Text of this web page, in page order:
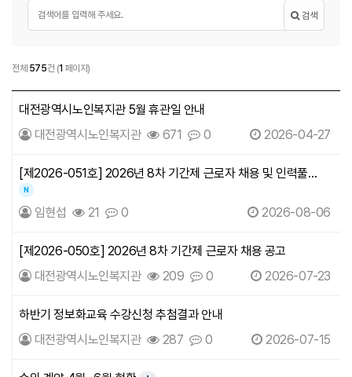
검색어필수 검색
공지사항
전체 575건 (1 페이지)
공지사항 목록
대전광역시노인복지관 5월 휴관일 안내
대전광역시노인복지관
671 0 2026-04-27
[제2026-051호] 2026년 8차 기간제 근로자 채용 및 인력풀
모집 서류전형 합격자 발표 및 면접시험…
N
새글
임현섭 21 0 2026-08-06
[제2026-050호] 2026년 8차 기간제 근로자 채용 공고
대전광역시노인복지관
209 0 2026-07-23
하반기 정보화교육 수강신청 추첨결과 안내
대전광역시노인복지관
287 0 2026-07-15